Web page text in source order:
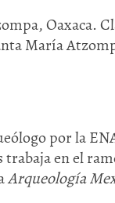
Oaxaca.
María
por la
trabaja en el
Arqueología